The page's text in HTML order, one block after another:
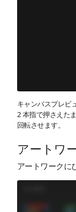
キャンバスプレビ
2 本指で押さえた
回転させます。
アートワ
アートワークに